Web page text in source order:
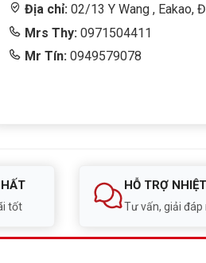
Địa chỉ:02/13 Y Wang , Eakao,
Mrs Thy: 0971504411
Mr Tín: 0949579078
tốt
HỖ TRỢ
Tư vấn, giải